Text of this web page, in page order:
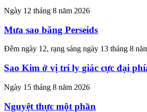
Ngày 12 tháng 8 năm 2026
Mưa sao băng Perseids
Đêm ngày 12, rạng sáng ngày 13 tháng 8
Sao Kim ở vị trí ly giác cực đại
Ngày 15 tháng 8 năm 2026
Nguyệt thực một phần